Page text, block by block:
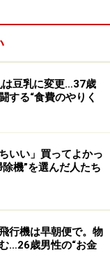
のに……
豆乳に変更…37歳
する“食費のやりく
いい」買ってよかっ
機”を選んだ人たち
行機は早朝便で。物
…26歳男性の“お金